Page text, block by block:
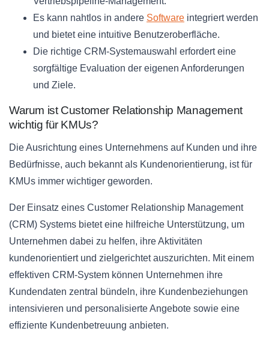
Es kann nahtlos in andere Software integriert werden
und bietet eine intuitive Benutzeroberfläche.
Die richtige CRM-Systemauswahl erfordert eine
sorgfältige Evaluation der eigenen Anforderungen
und Ziele.
Warum ist Customer Relationship Management
wichtig für KMUs?
Die Ausrichtung eines Unternehmens auf Kunden und ihre
Bedürfnisse, auch bekannt als Kundenorientierung, ist für
KMUs immer wichtiger geworden.
Der Einsatz eines Customer Relationship Management
(CRM) Systems bietet eine hilfreiche Unterstützung, um
Unternehmen dabei zu helfen, ihre Aktivitäten
kundenorientiert und zielgerichtet auszurichten. Mit einem
effektiven CRM-System können Unternehmen ihre
Kundendaten zentral bündeln, ihre Kundenbeziehungen
intensivieren und personalisierte Angebote sowie eine
effiziente Kundenbetreuung anbieten.